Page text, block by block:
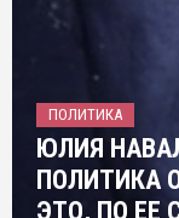
ПОЛИТИКА
ЮЛИЯ
ПОЛИТИКА
ЭТО, ПО ЕЕ